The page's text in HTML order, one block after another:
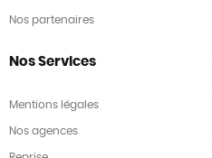
Nos partenaires
Nos Services
Mentions légales
Nos agences